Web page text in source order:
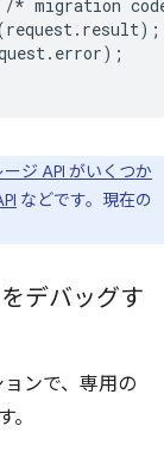
/* migration
request. result);
. error);
ジ API がいくつか
などです。現在の
デバッグす
ンで、専用の